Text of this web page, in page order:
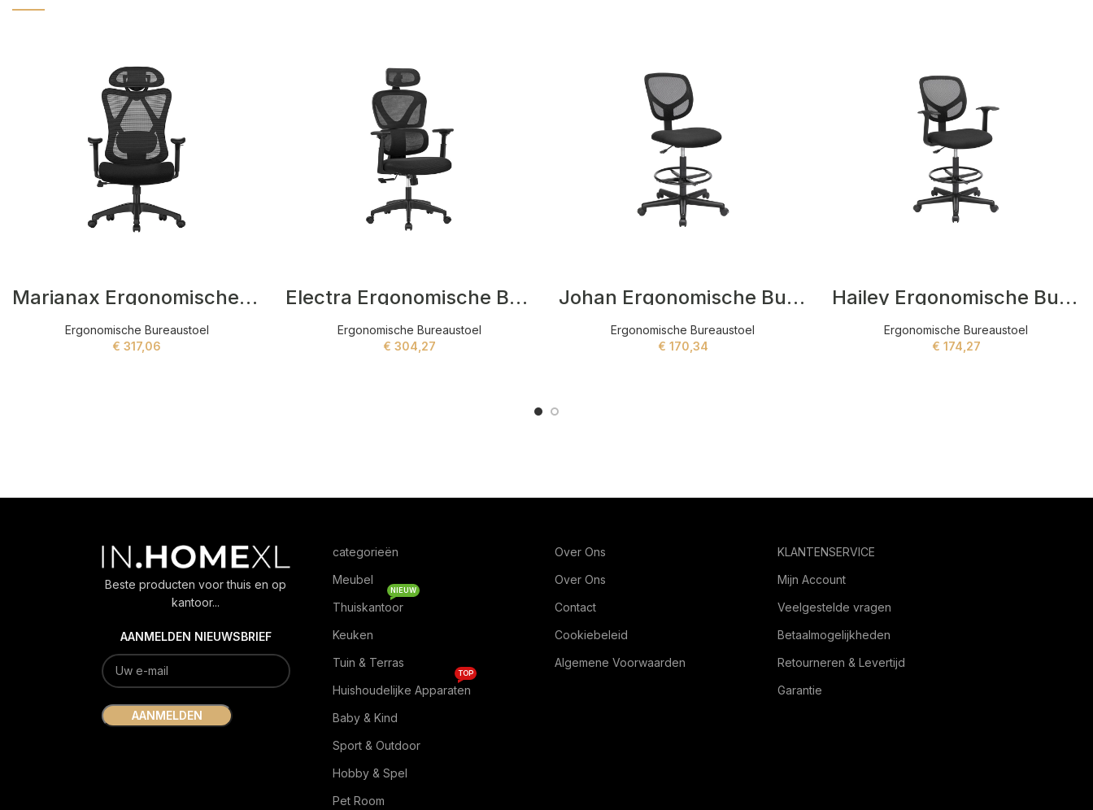
Marianax Ergonomische Bureaustoel Zwart
Ergonomische Bureaustoel
€ 317,06
Electra Ergonomische Bureaustoel Zwart
Ergonomische Bureaustoel
€ 304,27
Johan Ergonomische Bureaustoel Zwart
Ergonomische Bureaustoel
€ 170,34
Hailey Ergonomische Bureaustoel Zwart
Ergonomische Bureaustoel
€ 174,27
Beste producten voor thuis en op
kantoor...
AANMELDEN NIEUWSBRIEF
categorieën
Meubel
Thuiskantoor
NIEUW
Keuken
Tuin & Terras
Huishoudelijke Apparaten
TOP
Baby & Kind
Sport & Outdoor
Hobby & Spel
Pet Room
Over Ons
Over Ons
Contact
Cookiebeleid
Algemene Voorwaarden
KLANTENSERVICE
Mijn Account
Veelgestelde vragen
Betaalmogelijkheden
Retourneren & Levertijd
Garantie